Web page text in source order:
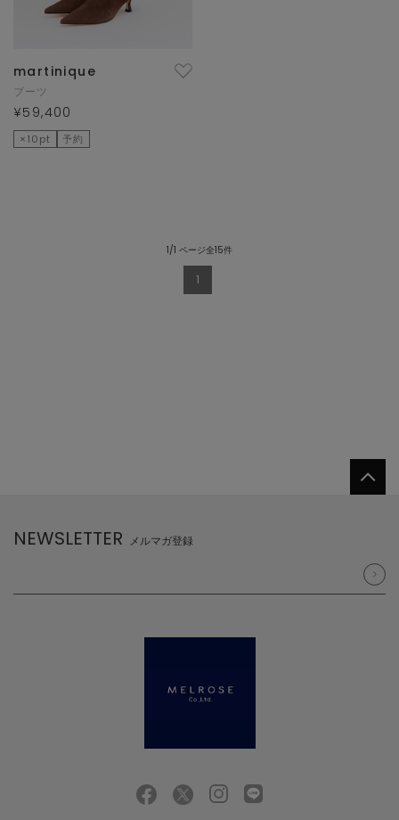
martinique
ブーツ
¥59,400
×10pt 予約
1/1 ページ全15件
1
NEWSLETTER メルマガ登録